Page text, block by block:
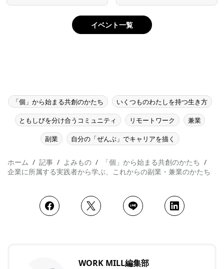
イベント一覧
「個」から始まる共創のかたち いくつものわたしを持つ生き方
ともしびを分け合うコミュニティ リモートワーク 兼業
副業 自分の「ぜんぶ」でキャリアを描く
ホーム 記事 よみもの
「個」から始まる共創のかたち
企業に所属する実践者から学ぶ、これからの副業・兼業のかたち
WORK MILL編集部